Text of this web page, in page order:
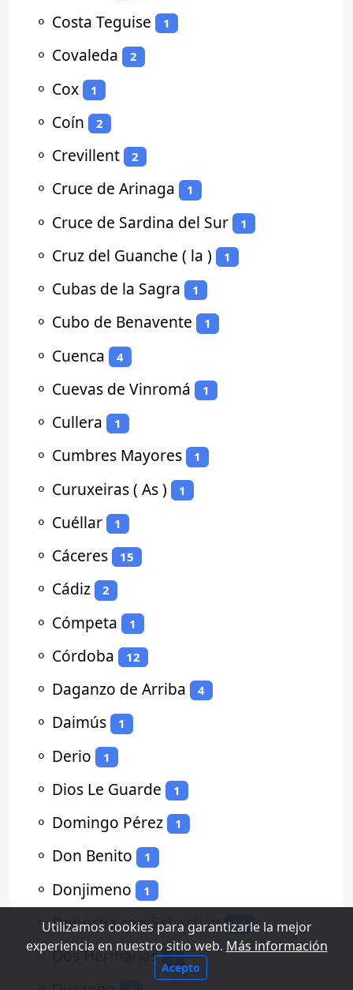
⚬ Costa Teguise 1
⚬ Covaleda 2
⚬ Cox 1
⚬ Coín 2
⚬ Crevillent 2
⚬ Cruce de Arinaga 1
⚬ Cruce de Sardina del Sur 1
⚬ Cruz del Guanche ( la ) 1
⚬ Cubas de la Sagra 1
⚬ Cubo de Benavente 1
⚬ Cuenca 4
⚬ Cuevas de Vinromá 1
⚬ Cullera 1
⚬ Cumbres Mayores 1
⚬ Curuxeiras ( As ) 1
⚬ Cuéllar 1
⚬ Cáceres 15
⚬ Cádiz 2
⚬ Cómpeta 1
⚬ Córdoba 12
⚬ Daganzo de Arriba 4
⚬ Daimús 1
⚬ Derio 1
⚬ Dios Le Guarde 1
⚬ Domingo Pérez 1
⚬ Don Benito 1
⚬ Donjimeno 1
⚬Donostia-san Sebastian 13
⚬Dos Hermanas 1
Utilizamos cookies para garantizarle la mejor
experiencia en nuestro sitio web. Más información
Acepto